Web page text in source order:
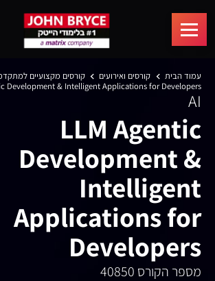
עמוד הבית קורסים ואירועים
קורסים מקצועיים
Development & Intelligent Applications for Developers
AI
LLM Agentic
Development &
Intelligent
Applications for
Developers
מספר הקורס 40850